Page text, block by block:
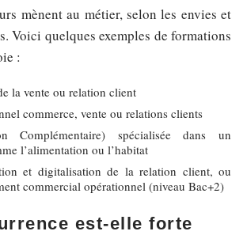
mènent au métier, selon les envies et
Voici quelques exemples de formations
:
la vente ou relation client
commerce, vente ou relations clients
Complémentaire) spécialisée dans un
l’alimentation ou l’habitat
et digitalisation de la relation client, ou
commercial opérationnel (niveau Bac+2)
est-elle forte